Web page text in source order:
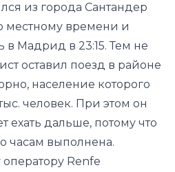
из города Сантандер
местному времени и
Мадрид в 23:15. Тем не
оставил поезд в районе
население которого
человек. При этом он
ехать дальше, потому что
часам выполнена.
Renfe